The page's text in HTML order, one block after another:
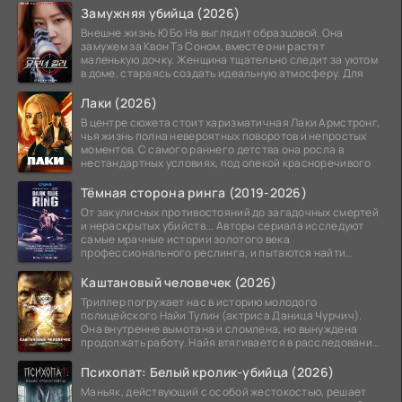
Замужняя убийца (2026)
Внешне жизнь Ю Бо На выглядит образцовой. Она
замужем за Квон Тэ Соном, вместе они растят
маленькую дочку. Женщина тщательно следит за уютом
в доме, стараясь создать идеальную атмосферу. Для
Лаки (2026)
В центре сюжета стоит харизматичная Лаки Армстронг,
чья жизнь полна невероятных поворотов и непростых
моментов. С самого раннего детства она росла в
нестандартных условиях, под опекой красноречивого
Тёмная сторона ринга (2019-2026)
От закулисных противостояний до загадочных смертей
и нераскрытых убийств... Авторы сериала исследуют
самые мрачные истории золотого века
профессионального реслинга, и пытаются найти
Каштановый человечек (2026)
Триллер погружает нас в историю молодого
полицейского Найи Тулин (актриса Даница Чурчич).
Она внутренне вымотана и сломлена, но вынуждена
продолжать работу. Найя втягивается в расследование
Психопат: Белый кролик-убийца (2026)
Маньяк, действующий с особой жестокостью, решает